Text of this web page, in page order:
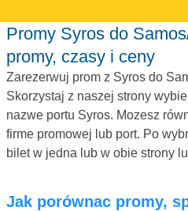
Promy Syros do Samos/Vathi. Porównaj
promy, czasy i ceny
Zarezerwuj prom z Syros do
Skorzystaj z naszej strony
nazwe portu Syros. Mozesz
firme promowej lub port. Po
bilet w jedna lub w obie strony
Jak porównac promy, sprawdzic ceny i